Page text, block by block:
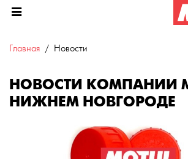
Главная Новости
НОВОСТИ КОМПАНИИ
НИЖНЕМ НОВГОРОДЕ